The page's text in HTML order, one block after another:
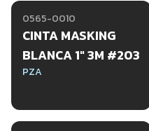
0565-0010
CINTA MASKING
BLANCA 1" 3M #203
PZA